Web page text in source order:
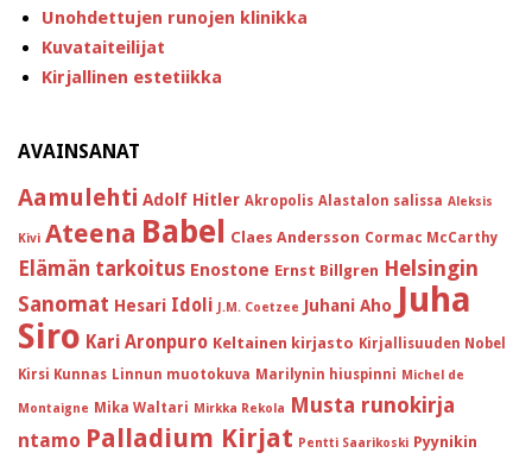
Unohdettujen runojen klinikka
Kuvataiteilijat
Kirjallinen estetiikka
AVAINSANAT
Aamulehti Adolf Hitler Akropolis Alastalon salissa Aleksis
Kivi Ateena Babel Claes Andersson Cormac McCarthy
Elämän tarkoitus Enostone Ernst Billgren Helsingin
Sanomat Hesari Idoli J.M. Coetzee Juhani Aho Juha
Siro Kari Aronpuro Keltainen kirjasto Kirjallisuuden Nobel
Kirsi Kunnas Linnun muotokuva Marilynin hiuspinni Michel de
Montaigne Mika Waltari Mirkka Rekola Musta runokirja
ntamo Palladium Kirjat Pentti Saarikoski Pyynikin